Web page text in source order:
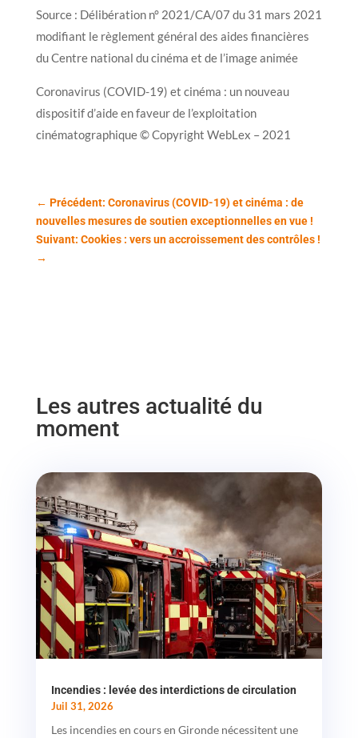
Source : Délibération n° 2021/CA/07 du 31 mars 2021
modifiant le règlement général des aides financières
du Centre national du cinéma et de l’image animée
Coronavirus (COVID-19) et cinéma : un nouveau
dispositif d’aide en faveur de l’exploitation
cinématographique © Copyright WebLex – 2021
← Précédent: Coronavirus (COVID-19) et cinéma : de
nouvelles mesures de soutien exceptionnelles en vue !
Suivant: Cookies : vers un accroissement des contrôles !
→
Les autres actualité du
moment
Incendies : levée des interdictions de circulation
Juil 31, 2026
Les incendies en cours en Gironde nécessitent une